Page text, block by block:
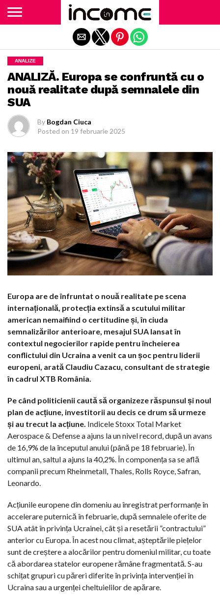
ANALIZE
ANALIZĂ. Europa se confruntă cu o
nouă realitate după semnalele din
SUA
By Bogdan Ciuca
Posted on 19 februarie 2025
Europa are de înfruntat o nouă realitate pe scena
internațională, protecția extinsă a scutului militar
american nemaifiind o certitudine și, în ciuda
semnalizărilor anterioare, mesajul SUA lansat în
contextul negocierilor rapide pentru încheierea
conflictului din Ucraina a venit ca un șoc pentru liderii
europeni, arată Claudiu Cazacu, consultant de strategie
în cadrul XTB România.
Pe când politicienii caută să organizeze răspunsul și noul
plan de acțiune, investitorii au decis ce drum să urmeze
și au trecut la acțiune. Indicele Stoxx Total Market
Aerospace & Defense a ajuns la un nivel record, după un avans
de 16,9% de la începutul anului (până pe 18 februarie). În
ultimul an, saltul a ajuns la 40,2%. În componența sa se află
companii precum Rheinmetall, Thales, Rolls Royce, Safran,
Leonardo.
Acțiunile europene din domeniu au înregistrat performanțe în
accelerare puternică în februarie, după semnalele oferite de
SUA atât în privința Ucrainei, cât și a resetării ”contractului”
anterior cu Europa. În acest nou climat, așteptările piețelor
sunt de creștere a alocărilor pentru domeniul militar, cu toate
că abordarea statelor europene rămâne fragmentată. S-au
schițat grupuri cu păreri diferite în privința intervenției în
Ucraina sau a urgenței cheltuielilor de apărare.
Exit mobile version